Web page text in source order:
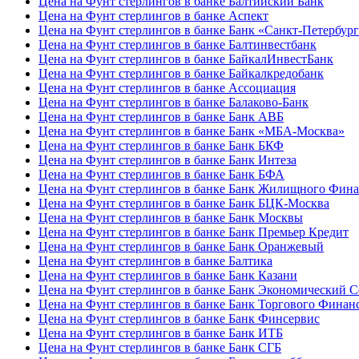
Цена на Фунт стерлингов в банке Аспект
Цена на Фунт стерлингов в банке Банк «Санкт-
Цена на Фунт стерлингов в банке Балтинвестбанк
Цена на Фунт стерлингов в банке БайкалИнвестБанк
Цена на Фунт стерлингов в банке Байкалкредобанк
Цена на Фунт стерлингов в банке Ассоциация
Цена на Фунт стерлингов в банке Балаково-Банк
Цена на Фунт стерлингов в банке Банк АВБ
Цена на Фунт стерлингов в банке Банк «МБА-Москва»
Цена на Фунт стерлингов в банке Банк БКФ
Цена на Фунт стерлингов в банке Банк Интеза
Цена на Фунт стерлингов в банке Банк БФА
Цена на Фунт стерлингов в банке Банк Жилищного
Цена на Фунт стерлингов в банке Банк БЦК-Москва
Цена на Фунт стерлингов в банке Банк Москвы
Цена на Фунт стерлингов в банке Банк Премьер Кредит
Цена на Фунт стерлингов в банке Банк Оранжевый
Цена на Фунт стерлингов в банке Балтика
Цена на Фунт стерлингов в банке Банк Казани
Цена на Фунт стерлингов в банке Банк Экономический
Цена на Фунт стерлингов в банке Банк Торгового
Цена на Фунт стерлингов в банке Банк Финсервис
Цена на Фунт стерлингов в банке Банк ИТБ
Цена на Фунт стерлингов в банке Банк СГБ